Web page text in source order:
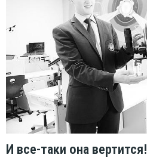
И все-таки она вертится!